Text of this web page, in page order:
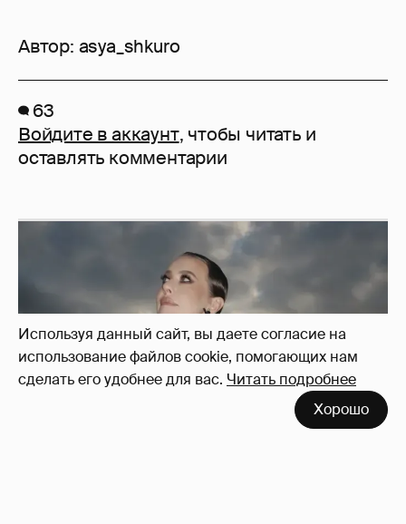
Используя данный сайт, вы даете согласие на
использование файлов cookie, помогающих нам
сделать его удобнее для вас. Читать подробнее
Хорошо
Автор: asya_shkuro
63
Войдите в аккаунт, чтобы читать и
оставлять комментарии